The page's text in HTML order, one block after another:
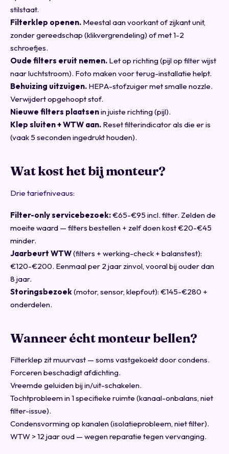
stilstaat.
Filterklep openen. Meestal aan voorkant of zijkant unit,
zonder gereedschap (klikvergrendeling) of met 1-2
schroefjes.
Oude filters eruit nemen. Let op richting (pijl op filter wijst
naar luchtstroom). Foto maken voor terug-installatie helpt.
Behuizing uitzuigen. HEPA-stofzuiger met smalle nozzle.
Verwijdert opgehoopt stof.
Nieuwe filters plaatsenin juiste richting (pijl).
Klep sluiten + WTW aan. Reset filterindicator als die er is
(vaak 5 seconden ingedrukt houden).
Wat kost het bij monteur?
Drie tariefniveaus:
Filter-only servicebezoek:€65-€95 incl. filter. Zelden de
moeite waard — filters bestellen + zelf doen kost €20-€45
minder.
Jaarbeurt WTW(filters + werking-check + balanstest):
€120-€200. Eenmaal per 2 jaar zinvol, vooral bij ouder dan
8 jaar.
Storingsbezoek(motor, sensor, klepfout): €145-€280 +
onderdelen.
Wanneer écht monteur bellen?
Filterklep zit muurvast — soms vastgekoekt door condens.
Forceren beschadigt afdichting.
Vreemde geluiden bij in/uit-schakelen.
Tochtprobleem in 1 specifieke ruimte (kanaal-onbalans, niet
filter-issue).
Condensvorming op kanalen (isolatieprobleem, niet filter).
WTW > 12 jaar oud — wegen reparatie tegen vervanging.